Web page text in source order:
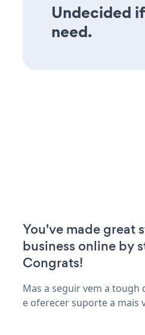
Undecided
need.
You've made great
business online by
Congrats!
Mas a seguir vem a
e oferecer suporte a mais